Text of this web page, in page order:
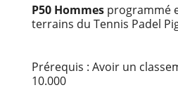
P50 Hommes programmé
terrains du Tennis Padel
Prérequis : Avoir un
10.000